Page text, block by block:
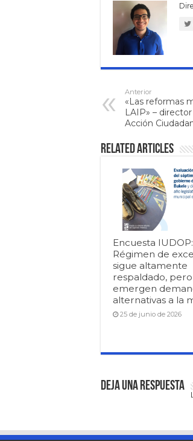
Anterior
«Las reformas
LAIP» –
Acción
Related Articles
Encuesta IUDOP:
Régimen de
sigue altamente
respaldado, pero
emergen
alternativas a la
25 de junio de 2026
Deja una respuesta